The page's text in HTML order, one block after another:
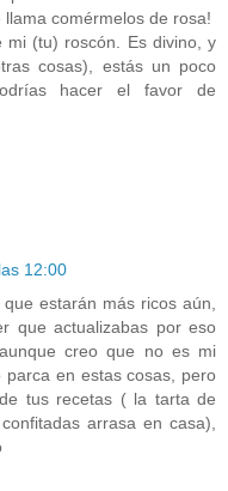
comérmelos de rosa!
mi (tu) roscón. Es divino, y
cosas), estás un poco
hacer el favor de
12:00
estarán más ricos aún,
que actualizabas por eso
creo que no es mi
en estas cosas, pero
tus recetas ( la tarta de
arrasa en casa),